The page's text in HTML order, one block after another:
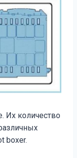
Их количество
boxer.